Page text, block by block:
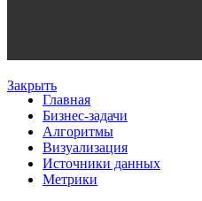
Закрыть
Главная
Бизнес-задачи
Алгоритмы
Визуализация
Источники данных
Метрики